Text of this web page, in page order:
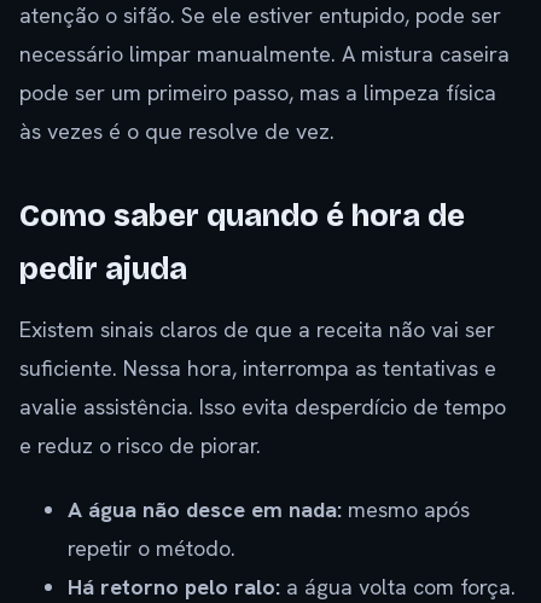
atenção o sifão. Se ele estiver entupido, pode ser
necessário limpar manualmente. A mistura caseira
pode ser um primeiro passo, mas a limpeza física
às vezes é o que resolve de vez.
Como saber quando é hora de
pedir ajuda
Existem sinais claros de que a receita não vai ser
suficiente. Nessa hora, interrompa as tentativas e
avalie assistência. Isso evita desperdício de tempo
e reduz o risco de piorar.
A água não desce em nada: mesmo após
repetir o método.
Há retorno pelo ralo: a água volta com força.